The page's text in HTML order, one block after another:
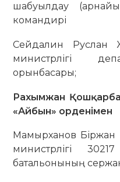
шабуылдау
командирі
Сейдалин Руслан
министрлігі
орынбасары;
Рахымжан
«Айбын» орденімен
Мамырханов Біржан
министрлігі
батальонының